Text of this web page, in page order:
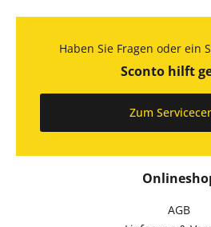
AGB
Haben Sie Fragen oder ein
Sconto hilft
Zum